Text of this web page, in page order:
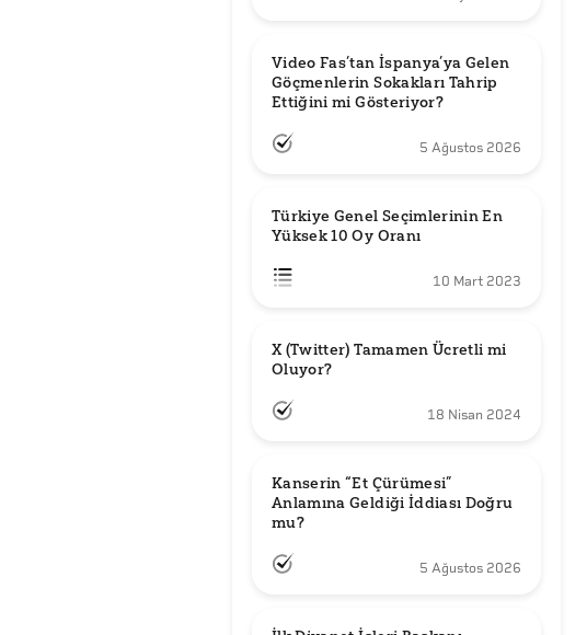
Video Fas’tan İspanya’ya Gelen
Göçmenlerin Sokakları Tahrip
Ettiğini mi Gösteriyor?
5 Ağustos 2026
Türkiye Genel Seçimlerinin En
Yüksek 10 Oy Oranı
10 Mart 2023
X (Twitter) Tamamen Ücretli mi
Oluyor?
18 Nisan 2024
Kanserin “Et Çürümesi”
Anlamına Geldiği İddiası Doğru
mu?
5 Ağustos 2026